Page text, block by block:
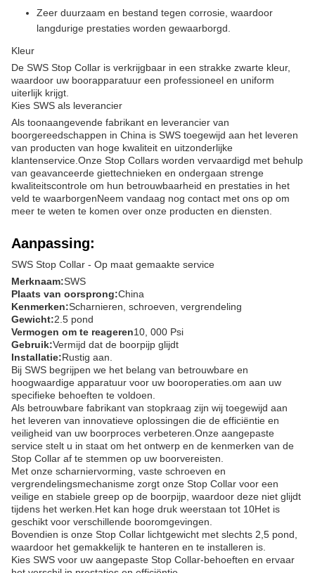
Zeer duurzaam en bestand tegen corrosie, waardoor
langdurige prestaties worden gewaarborgd.
Kleur
De SWS Stop Collar is verkrijgbaar in een strakke zwarte kleur,
waardoor uw boorapparatuur een professioneel en uniform
uiterlijk krijgt.
Kies SWS als leverancier
Als toonaangevende fabrikant en leverancier van
boorgereedschappen in China is SWS toegewijd aan het leveren
van producten van hoge kwaliteit en uitzonderlijke
klantenservice.Onze Stop Collars worden vervaardigd met behulp
van geavanceerde giettechnieken en ondergaan strenge
kwaliteitscontrole om hun betrouwbaarheid en prestaties in het
veld te waarborgenNeem vandaag nog contact met ons op om
meer te weten te komen over onze producten en diensten.
Aanpassing:
SWS Stop Collar - Op maat gemaakte service
Merknaam:SWS
Plaats van oorsprong:China
Kenmerken:Scharnieren, schroeven, vergrendeling
Gewicht:2.5 pond
Vermogen om te reageren10, 000 Psi
Gebruik:Vermijd dat de boorpijp glijdt
Installatie:Rustig aan.
Bij SWS begrijpen we het belang van betrouwbare en
hoogwaardige apparatuur voor uw booroperaties.om aan uw
specifieke behoeften te voldoen.
Als betrouwbare fabrikant van stopkraag zijn wij toegewijd aan
het leveren van innovatieve oplossingen die de efficiëntie en
veiligheid van uw boorproces verbeteren.Onze aangepaste
service stelt u in staat om het ontwerp en de kenmerken van de
Stop Collar af te stemmen op uw boorvereisten.
Met onze scharniervorming, vaste schroeven en
vergrendelingsmechanisme zorgt onze Stop Collar voor een
veilige en stabiele greep op de boorpijp, waardoor deze niet glijdt
tijdens het werken.Het kan hoge druk weerstaan tot 10Het is
geschikt voor verschillende booromgevingen.
Bovendien is onze Stop Collar lichtgewicht met slechts 2,5 pond,
waardoor het gemakkelijk te hanteren en te installeren is.
Kies SWS voor uw aangepaste Stop Collar-behoeften en ervaar